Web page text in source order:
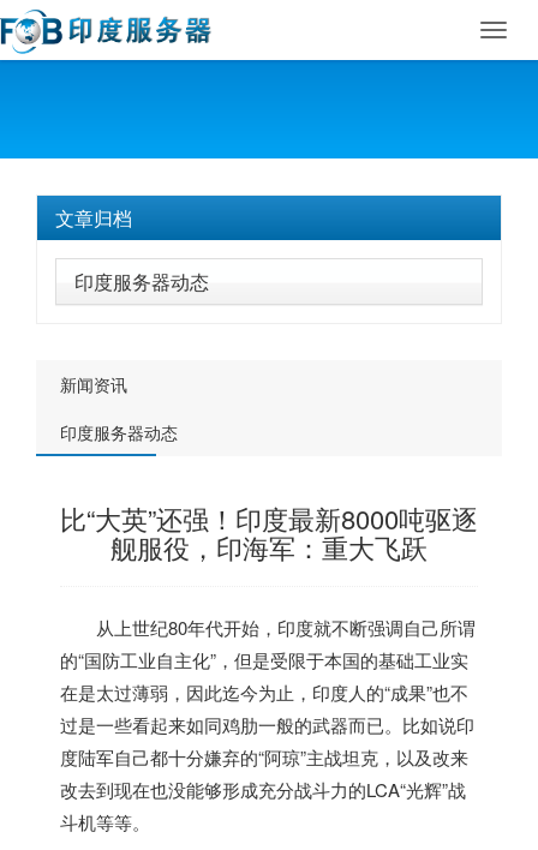
文章归档
印度服务器动态
新闻资讯
印度服务器动态
比“大英”还强！印度最新8000吨驱逐
舰服役，印海军：重大飞跃
从上世纪80年代开始， 印度就不断强调自己所谓
的“国防工业自主化”，但是受限于本国的基础工业实
在是太过薄弱，因此迄今为止， 印度人的“成果”也不
过是一些看起来如同鸡肋一般的武器而已。比如说印
度陆军自己都十分嫌弃的“阿琼”主战坦克，以及改来
改去到现在也没能够形成充分战斗力的LCA“光辉”战
斗机等等。